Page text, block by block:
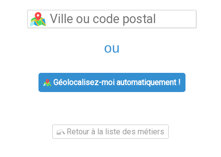
ou
Géolocalisez-moi automatiquement !
Retour à la liste des métiers